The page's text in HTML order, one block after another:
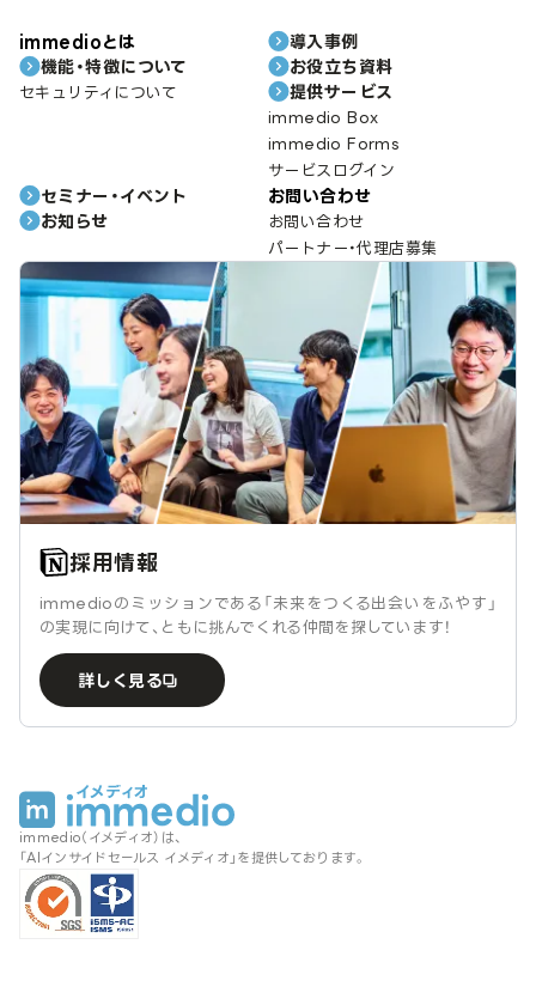
immedioとは
機能・特徴について
セキュリティについて
導入事例
お役立ち資料
提供サービス
immedio Box
immedio Forms
サービスログイン
セミナー・イベント
お知らせ
お問い合わせ
お問い合わせ
パートナー・代理店募集
採用情報
immedioのミッションである「未来をつくる出会いをふやす」
の実現に向けて、ともに挑んでくれる仲間を探しています！
詳しく見る
immedio（イメディオ）は、
「AIインサイドセールス イメディオ」を提供しております。